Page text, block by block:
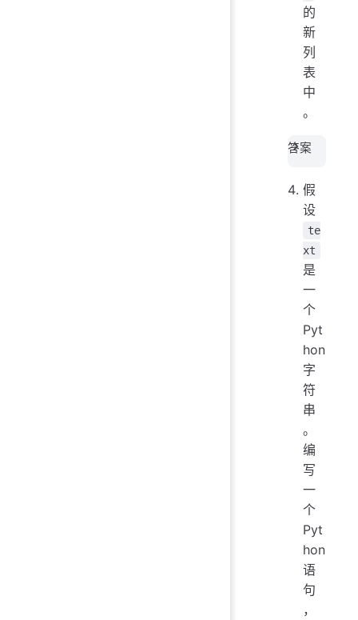
的
新
列
表
中
。
答案
假
设
te
xt
是
一
个
Pyt
hon
字
符
串
。
编
写
一
个
Pyt
hon
语
句
，